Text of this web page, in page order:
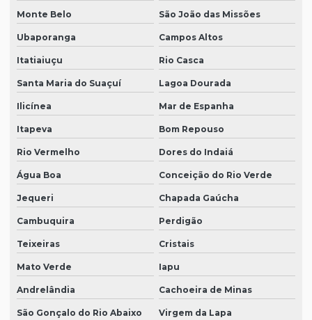
Monte Belo São João das Missões
Ubaporanga Campos Altos
Itatiaiuçu Rio Casca
Santa Maria do Suaçuí Lagoa Dourada
Ilicínea Mar de Espanha
Itapeva Bom Repouso
Rio Vermelho Dores do Indaiá
Água Boa Conceição do Rio Verde
Jequeri Chapada Gaúcha
Cambuquira Perdigão
Teixeiras Cristais
Mato Verde Iapu
Andrelândia Cachoeira de Minas
São Gonçalo do Rio Abaixo Virgem da Lapa